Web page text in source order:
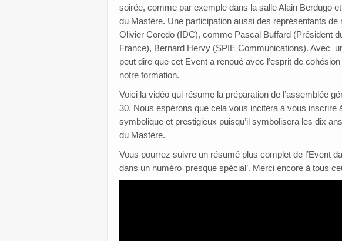
soirée, comme par exemple dans la salle Alain Berdugo
du Mastère. Une participation aussi des représentants
Olivier Coredo (IDC), comme Pascal Buffard (Président
France), Bernard Hervy (SPIE Communications). Avec
peut dire que cet Event a renoué avec l’esprit de
notre formation.
Voici la vidéo qui résume la préparation de l’assemblée
30. Nous espérons que cela vous incitera à vous inscrire
symbolique et prestigieux puisqu’il symbolisera les dix
du Mastère.
Vous pourrez suivre un résumé plus complet de l’Event
dans un numéro ‘presque spécial’. Merci encore à tous